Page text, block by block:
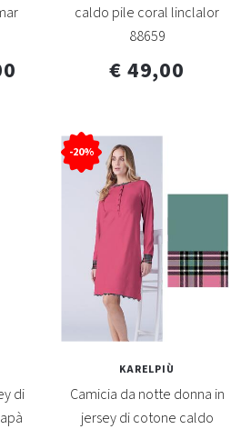
caldo pile coral linclalor
88659
€ 49,00
di
-20%
KARELPIÙ
Camicia da notte donna in
jersey di cotone caldo